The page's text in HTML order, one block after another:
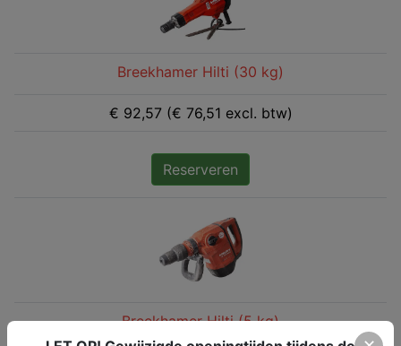
Breekhamer Hilti (30 kg)
€ 92,57 (€ 76,51 excl. btw)
Reserveren
Breekhamer Hilti (5 kg)